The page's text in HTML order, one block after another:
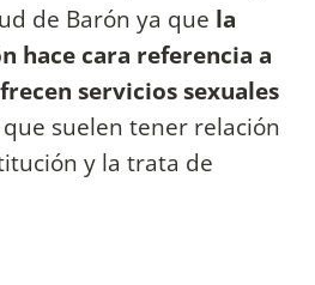
de Barón ya que la
hace cara referencia a
servicios sexuales
suelen tener relación
y la trata de